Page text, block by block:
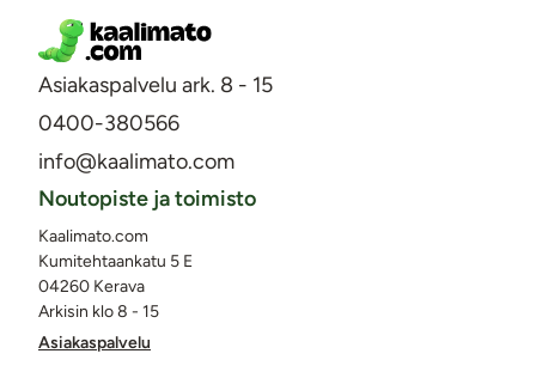
Asiakaspalvelu ark. 8 - 15
0400-380566
info@kaalimato.com
Asiakaspalvelu
Noutopiste ja toimisto
Kaalimato.com
Kumitehtaankatu 5 E
04260 Kerava
Arkisin klo 8 - 15